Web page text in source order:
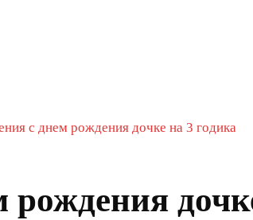
с днем рождения дочке на 3 годика
рождения